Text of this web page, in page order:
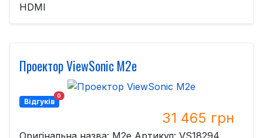
HDMI
Проектор ViewSonic M2e
Відгуків
0
31 465 грн